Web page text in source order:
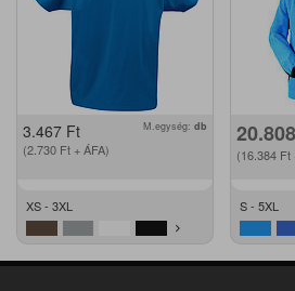
3.467 Ft
(2.730 Ft + ÁFA)
M.egység: db
XS - 3XL
20.808
(16.384 Ft
S - 5XL